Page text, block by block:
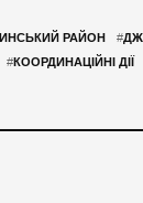
РАЙОН #
#КООРДИНАЦІЙНІ ДІЇ